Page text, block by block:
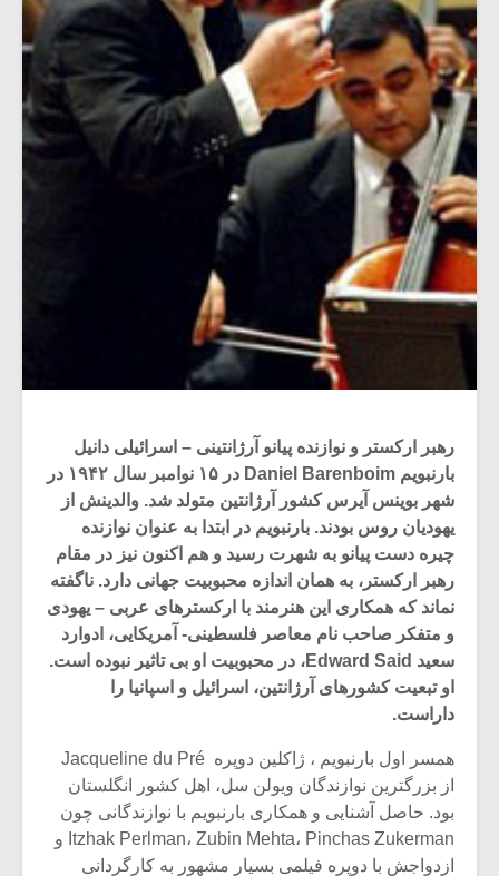
رهبر ارکستر و نوازنده پیانو آرژانتینی – اسرائیلی دانیل
بارنبویم Daniel Barenboim در ۱۵ نوامبر سال ۱۹۴۲ در
شهر بوینس آیرس کشور آرژانتین متولد شد. والدینش از
یهودیان روس بودند. بارنبویم در ابتدا به عنوان نوازنده
چیره دست پیانو به شهرت رسید و هم اکنون نیز در مقام
رهبر ارکستر، به همان اندازه محبوبیت جهانی دارد. ناگفته
نماند که همکاری این هنرمند با ارکسترهای عربی – یهودی
و متفکر صاحب نام معاصر فلسطینی- آمریکایی، ادوارد
سعید Edward Said، در محبوبیت او بی تاثیر نبوده است.
او تبعیت کشورهای آرژانتین، اسرائیل و اسپانیا را
داراست.
همسر اول بارنبویم ، ژاکلین دوپره ‏ Jacqueline du Pré
از بزرگترین نوازندگان ویولن سل، اهل کشور انگلستان
بود. حاصل آشنایی و همکاری بارنبویم با نوازندگانی چون
Itzhak Perlman، Zubin Mehta، Pinchas Zukerman و
ازدواجش با دوپره فیلمی بسیار مشهور به کارگردانی
میکلوش روژا موریس ژار